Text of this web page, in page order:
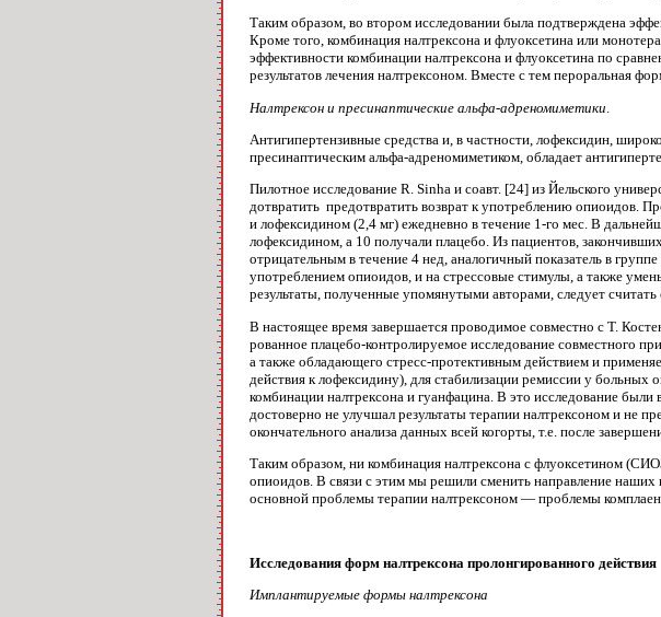
Таким образом, во втором исследовании была подтверждена
Кроме того, комбинация налтрексона и флуоксетина или
эффективности комби­нации налтрексона и флуоксетина по
результатов лечения налтрексоном. Вместе с тем пероральная
Налтрексон и пресинаптические альфа-адреномиметики
Антигипертензивные средства и, в частно­сти, лофексидин,
пресинаптическим альфа-адреномиметиком, обладает
Пилотное исследование R. Sinha и соавт. [24] из Йельского
дотвратить пре­дотвратить возврат к употреблению
и лофексидином (2,4 мг) ежедневно в течение 1-го мес. В
лофексидином, а 10 получали плацебо. Из пациентов,
отрицательным в течение 4 нед, аналогичный показа­тель в
употреблени­ем опиоидов, и на стрессовые стимулы, а также
результаты, полу­ченные упомянутыми авторами, следует
В настоящее время завершается проводимое со­вместно с Т.
рованное плацебо-контролируемое исследование совместного
а также обладающего стресс-протективным действи­ем и
действия к лофексидину), для стабилизации ремиссии у
комбинации налтрексона и гуанфацина. В это исследование
достоверно не улучшал результаты терапии налтрексоном и не
окончательного анализа данных всей когорты, т.е. после
Таким образом, ни комбинация налтрексона с флуоксетином
опиоидов. В связи с этим мы решили сменить на­правление
основ­ной проблемы терапии налтрексоном — проблемы
Исследования форм налтрексона пролонгированного действия
Имплантируемые формы налтрексона